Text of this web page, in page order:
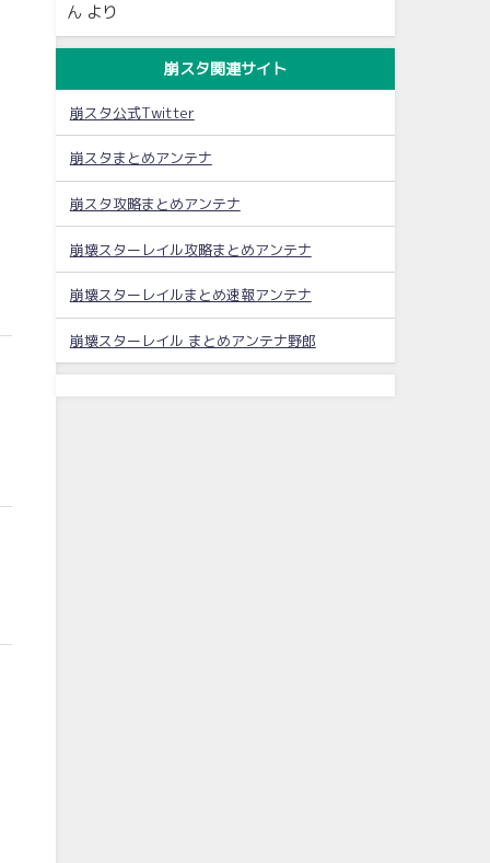
んより
崩スタ関連サイト
崩スタ公式Twitter
崩スタまとめアンテナ
崩スタ攻略まとめアンテナ
崩壊スターレイル攻略まとめアンテナ
崩壊スターレイルまとめ速報アンテナ
崩壊スターレイル まとめアンテナ野郎